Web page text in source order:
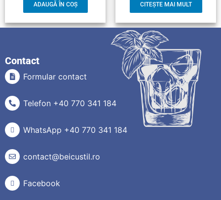
ADAUGĂ ÎN COȘ CITEȘTE MAI MULT
Contact
Formular contact
Telefon +40 770 341 184
WhatsApp +40 770 341 184
contact@beicustil.ro
Facebook